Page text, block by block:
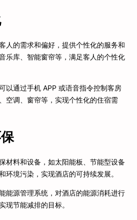
人的需求和偏好，提供个性化的服务和
乐库、智能窗帘等，满足客人的个性化
以通过手机 APP 或语音指令控制客房
空调、窗帘等，实现个性化的住宿需
材料和设备，如太阳能板、节能型设备
环境污染，实现酒店的可持续发展。
能源管理系统，对酒店的能源消耗进行
现节能减排的目标。